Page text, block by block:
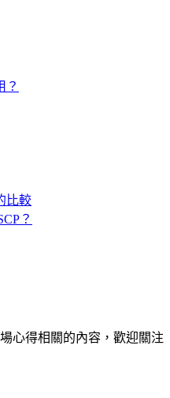
？
比較
？
心得相關的內容，歡迎關注